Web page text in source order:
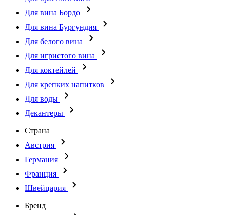
Для вина Бордо
Для вина Бургундия
Для белого вина
Для игристого вина
Для коктейлей
Для крепких напитков
Для воды
Декантеры
Страна
Австрия
Германия
Франция
Швейцария
Бренд